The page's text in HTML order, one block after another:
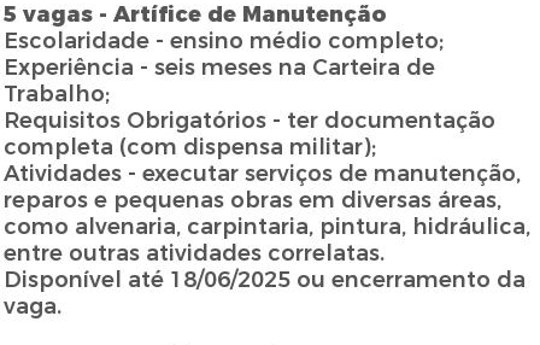
5 vagas - Artífice de Manutenção
Escolaridade - ensino médio completo;
Experiência - seis meses na Carteira de
Trabalho;
Requisitos Obrigatórios - ter documentação
completa (com dispensa militar);
Atividades - executar serviços de manutenção,
reparos e pequenas obras em diversas áreas,
como alvenaria, carpintaria, pintura, hidráulica,
entre outras atividades correlatas.
Disponível até 18/06/2025 ou encerramento da
vaga.